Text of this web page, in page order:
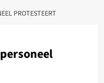
PROTESTEERT